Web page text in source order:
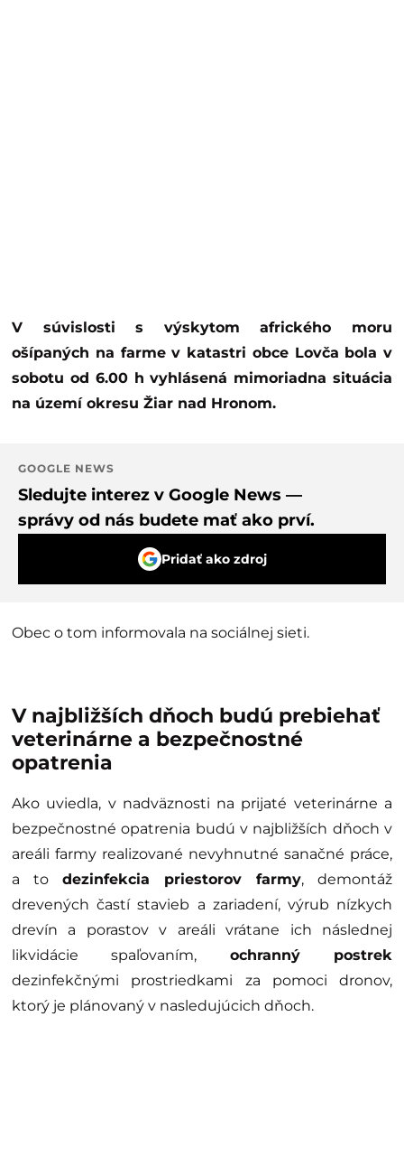
V súvislosti s výskytom afrického moru
ošípaných na farme v katastri obce Lovča bola v
sobotu od 6.00 h vyhlásená mimoriadna situácia
na území okresu Žiar nad Hronom.
GOOGLE NEWS
Sledujte interez v Google News —
správy od nás budete mať ako prví.
Pridať ako zdroj
Obec o tom informovala na sociálnej sieti.
V najbližších dňoch budú prebiehať
veterinárne a bezpečnostné
opatrenia
Ako uviedla, v nadväznosti na prijaté veterinárne a
bezpečnostné opatrenia budú v najbližších dňoch v
areáli farmy realizované nevyhnutné sanačné práce,
a to dezinfekcia priestorov farmy, demontáž
drevených častí stavieb a zariadení, výrub nízkych
drevín a porastov v areáli vrátane ich následnej
likvidácie spaľovaním, ochranný postrek
dezinfekčnými prostriedkami za pomoci dronov,
ktorý je plánovaný v nasledujúcich dňoch.